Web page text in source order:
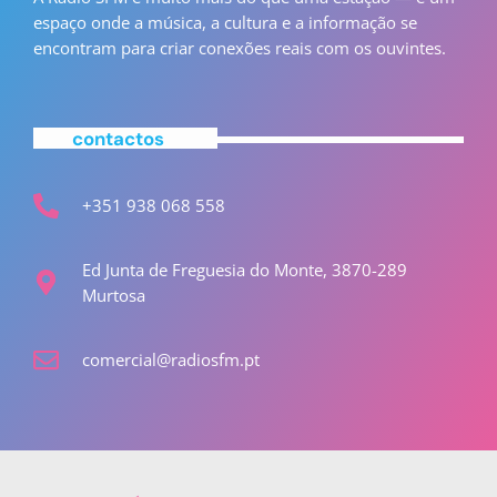
espaço onde a música, a cultura e a informação se
encontram para criar conexões reais com os ouvintes.
contactos
+351 938 068 558
Ed Junta de Freguesia do Monte, 3870-289
Murtosa
comercial@radiosfm.pt